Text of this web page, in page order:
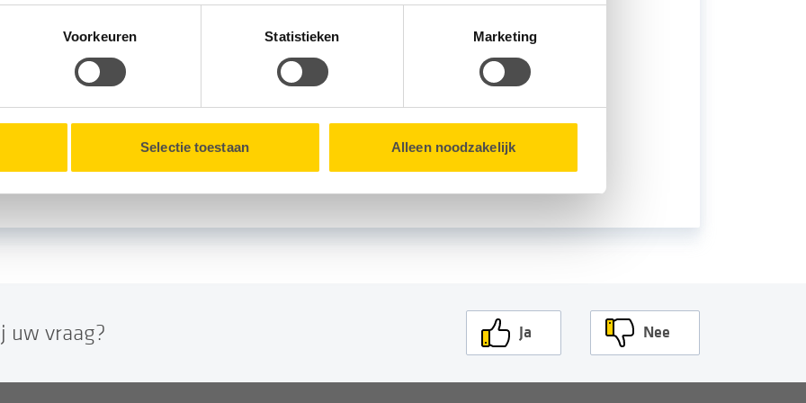
cookies verzamelen wij, samen met onze partners, informatie over u en volgen wij
onze website.
moment intrekken via deCookieverklaringonderaan onze website.
Voorkeuren Statistieken Marketing
Alleen noodzakelijk
Selectie toestaan
heeft en daarom geen meterstanden doorgeeft.
slimme meter(s) is geplaatst.
uw vraag? Ja Nee